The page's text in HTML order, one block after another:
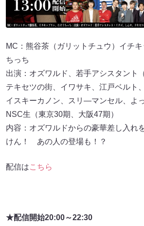
MC：熊谷茶（ガリットチュウ）イチ
ちっち
出演：オズワルド、若手アシスタント
テキセツの街、イワサキ、江戸ベルト
イスキーカノン、スリ―マンセル、よ
NSC生（東京30期、大阪47期）
内容：オズワルドからの豪華差し入れ
けん！ あの人の登場も！？
配信はこちら
★配信開始20:00～22:30